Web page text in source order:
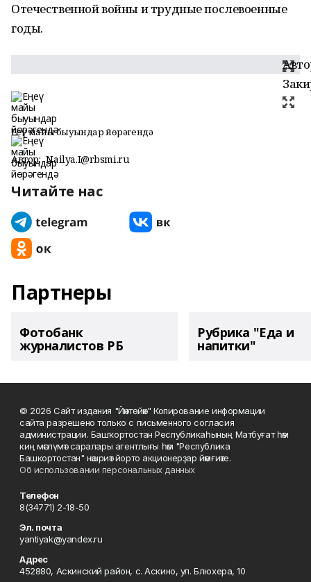
Отечественной войны и трудные послевоенные
годы.
Еңеү майы быуындар йөрәгендә
Автор: Nailya.I@rbsmi.ru
Читайте нас
Партнеры
Фотобанк
журналистов РБ
Рубрика "Еда и
напитки"
© 2026 Сайт издания "Йәнтөйәк" Копирование информации
сайта разрешено только с письменного согласия
администрации. Башҡортостан Республикаһының Матбуғат һәм
киң мәғлүмәт саралары агентлығы һәм "Республика
Башкортостан" нәшриәт йорто акционерҙар йәмғиәте.
Об использовании персональных данных
Телефон
8(34771) 2-18-50
Эл. почта
yantiyak@yandex.ru
Адрес
452880, Аскинский район, с. Аскино, ул. Блюхера, 10